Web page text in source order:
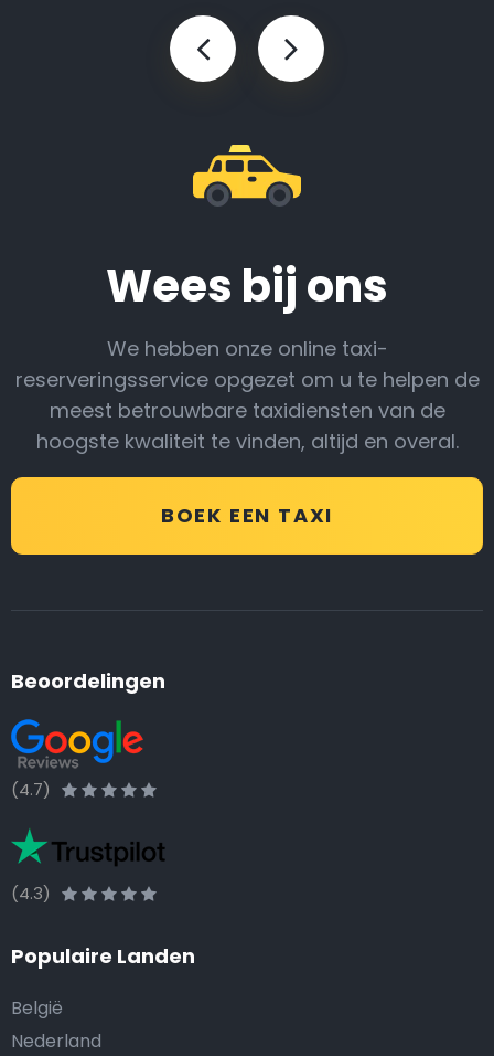
Wees bij ons
We hebben onze online taxi-
reserveringsservice opgezet om u te helpen de
meest betrouwbare taxidiensten van de
hoogste kwaliteit te vinden, altijd en overal.
BOEK EEN TAXI
Beoordelingen
(4.7)
(4.3)
Populaire Landen
België
Nederland